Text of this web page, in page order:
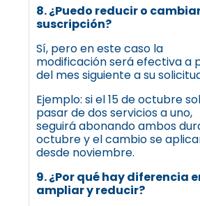
8. ¿Puedo reducir o
suscripción?
Sí, pero en este caso la
modificación será efectiva a
del mes siguiente a su
Ejemplo: si el 15 de octubre
pasar de dos servicios a uno,
seguirá abonando ambos
octubre y el cambio se
desde noviembre.
9. ¿Por qué hay diferencia
ampliar y reducir?